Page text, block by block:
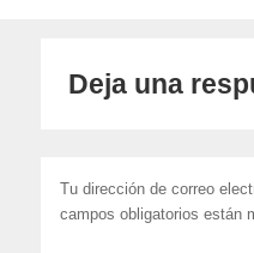
Deja una
Tu dirección de correo
campos obligatorios están